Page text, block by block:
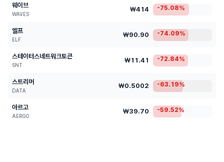
웨이브
WAVES
₩414 -75.08%
엘프
ELF
₩90.90 -74.09%
스테이터스네트워크토큰
SNT
₩11.41 -72.84%
스트리머
DATA
₩0.5002 -63.19%
아르고
AERGO
₩39.70 -59.52%